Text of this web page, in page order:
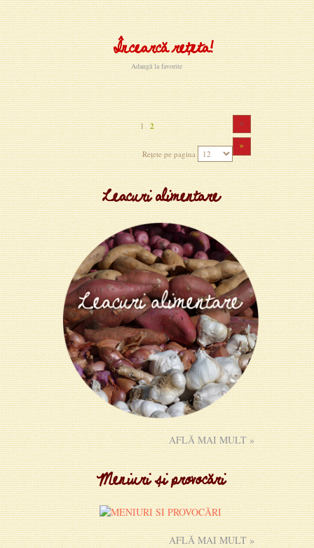
Încearcă rețeta!
Adaugă la favorite
«
12
»
Rețete pe pagina
Leacuri alimentare
AFLĂ MAI MULT »
Meniuri și provocări
AFLĂ MAI MULT »